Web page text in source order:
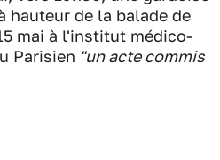
hauteur de la balade de
mai à l'institut médico-
Parisien "un acte commis